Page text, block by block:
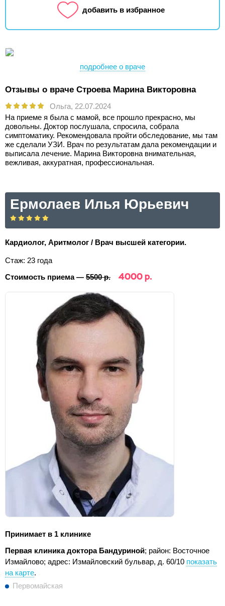
добавить в избранное
подробнее о враче
Отзывы о враче Строева Марина Викторовна
Ольга, 22.07.2024
На приеме я была с мамой, все прошло прекрасно, мы
довольны. Доктор послушала, спросила, собрала
симптоматику. Рекомендовала пройти обследование, мы там
же сделали УЗИ. Врач по результатам дала рекомендации и
выписала лечение. Марина Викторовна внимательная,
вежливая, аккуратная, профессиональная.
Ермолаев Илья Юрьевич
Кардиолог, Аритмолог / Врач высшей категории.
Стаж: 23 года
Стоимость приема — 5500 р. 4000 р.
Принимает в 1 клинике
Первая клиника доктора Бандуриной; район: Восточное
Измайлово; адрес: Измайловский бульвар, д. 60/10 показать
на карте.
Первомайская